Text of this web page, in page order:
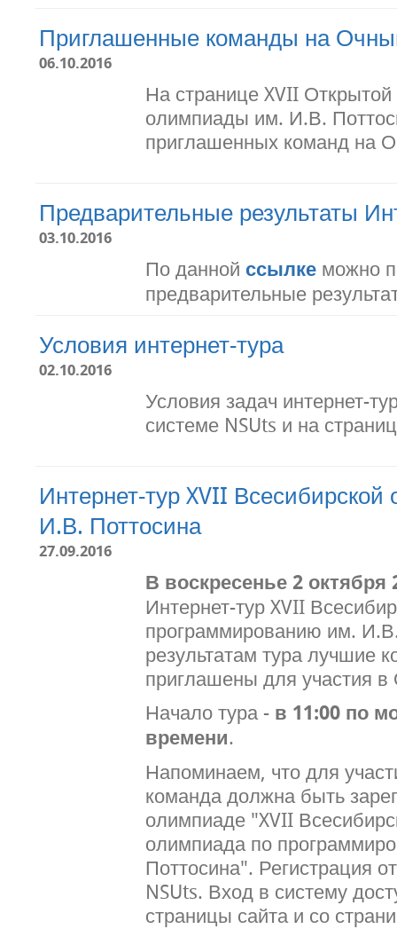
Приглашенные команды на
06.10.2016
На странице XVII
олимпиады им. И.В.
приглашенных команд на
Предварительные результаты
03.10.2016
По данной ссылке можно
предварительные
Условия интернет-тура
02.10.2016
Условия задач интернет-
системе NSUts и на
Интернет-тур XVII
И.В. Поттосина
27.09.2016
В воскресенье 2 октября
Интернет-тур XVII
программированию им.
результатам тура лучшие
приглашены для участия в
Начало тура - в 11:00 по
времени.
Напоминаем, что для
команда должна быть
олимпиаде "XVII
олимпиада по
Поттосина". Регистрация
NSUts. Вход в систему
страницы сайта и со